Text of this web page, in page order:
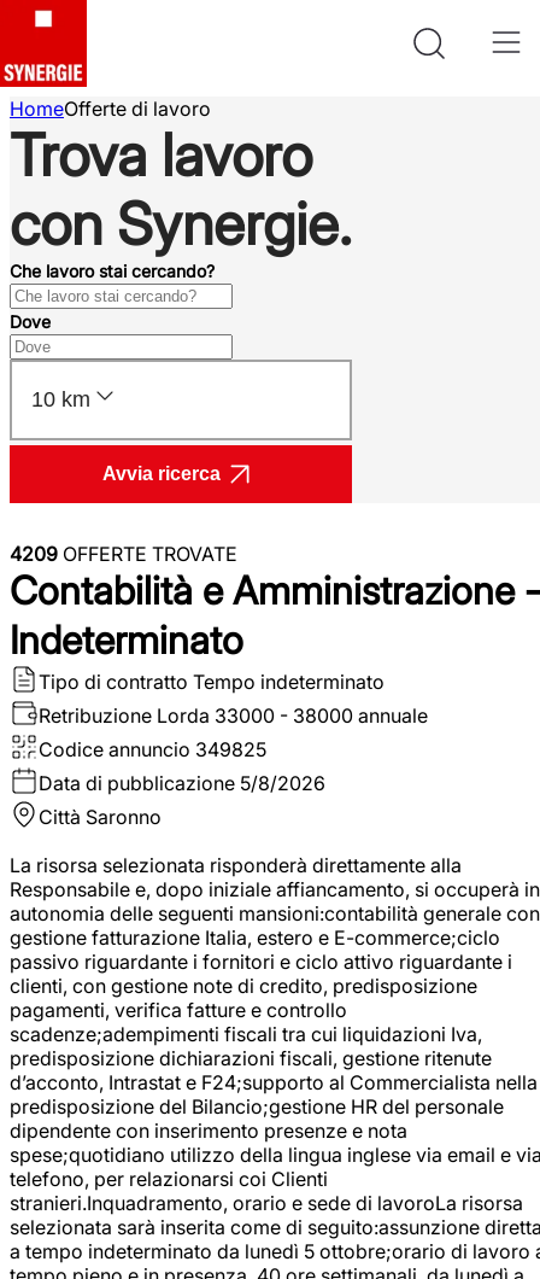
HomeOfferte di lavoro
Trova lavoro
con Synergie.
Che lavoro stai cercando?
Dove
10 km
Avvia ricerca
4209 OFFERTE TROVATE
Contabilità e Amministrazione -
Indeterminato
Tipo di contratto Tempo indeterminato
Retribuzione Lorda 33000 - 38000 annuale
Codice annuncio 349825
Data di pubblicazione 5/8/2026
Città Saronno
La risorsa selezionata risponderà direttamente alla
Responsabile e, dopo iniziale affiancamento, si occuperà in
autonomia delle seguenti mansioni:contabilità generale con
gestione fatturazione Italia, estero e E-commerce;ciclo
passivo riguardante i fornitori e ciclo attivo riguardante i
clienti, con gestione note di credito, predisposizione
pagamenti, verifica fatture e controllo
scadenze;adempimenti fiscali tra cui liquidazioni Iva,
predisposizione dichiarazioni fiscali, gestione ritenute
d’acconto, Intrastat e F24;supporto al Commercialista nella
predisposizione del Bilancio;gestione HR del personale
dipendente con inserimento presenze e nota
spese;quotidiano utilizzo della lingua inglese via email e
telefono, per relazionarsi coi Clienti
stranieri.Inquadramento, orario e sede di lavoroLa risorsa
selezionata sarà inserita come di seguito:assunzione
a tempo indeterminato da lunedì 5 ottobre;orario di lavoro